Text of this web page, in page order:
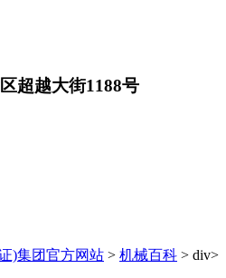
超越大街1188号
)集团官方网站 > 机械百科 > div>